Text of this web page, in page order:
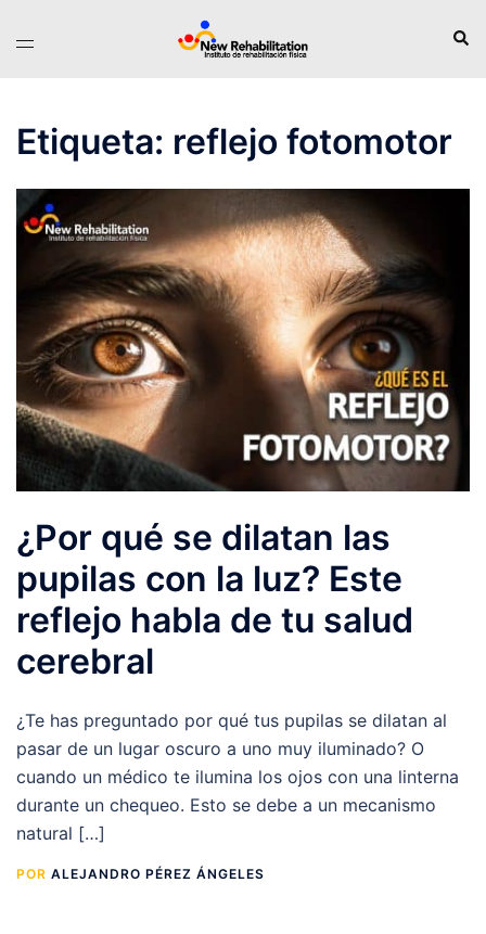
Alternar
Etiqueta: reflejo fotomotor
¿Por qué se dilatan las
pupilas con la luz? Este
reflejo habla de tu salud
cerebral
¿Te has preguntado por qué tus pupilas se dilatan al
pasar de un lugar oscuro a uno muy iluminado? O
cuando un médico te ilumina los ojos con una linterna
durante un chequeo. Esto se debe a un mecanismo
natural […]
POR ALEJANDRO PÉREZ ÁNGELES